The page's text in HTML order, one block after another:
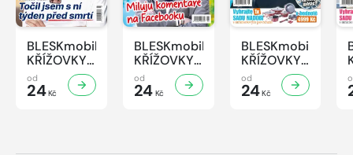
BLESKmobil
KŘÍŽOVKY
- 7/2026
od
24Kč
BLESKmobil
KŘÍŽOVKY
- 6/2026
od
24Kč
BLESKmobil
KŘÍŽOVKY
- 5/2026
od
24Kč